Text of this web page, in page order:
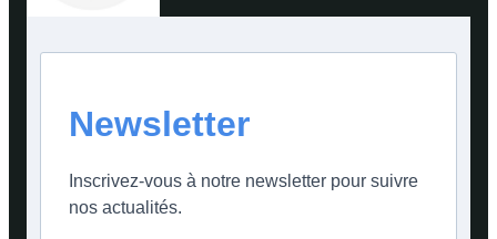
Newsletter
Inscrivez-vous à notre newsletter pour suivre
nos actualités.